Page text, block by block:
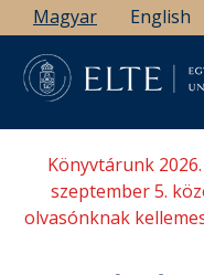
Ugrás
a
tartalomra
Magyar English
Könyvtárunk
szeptember 5.
olvasónknak